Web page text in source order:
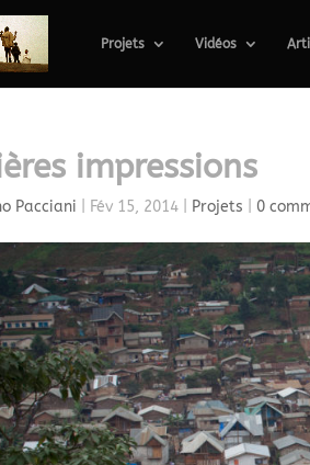
Projets Vidéos
impressions
Pacciani Fév 15, 2014 Projets 0